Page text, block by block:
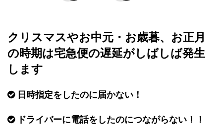
クリスマスやお中元・お歳暮、お正月
の時期は宅急便の遅延がしばしば発生
します
日時指定をしたのに届かない！
ドライバーに電話をしたのにつながらない！！